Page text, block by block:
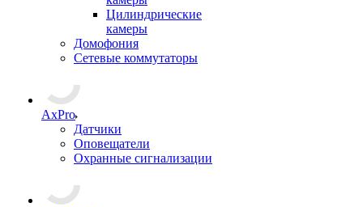
Цилиндрические
камеры
Домофония
Сетевые коммутаторы
AxPro
Датчики
Оповещатели
Охранные сигнализации